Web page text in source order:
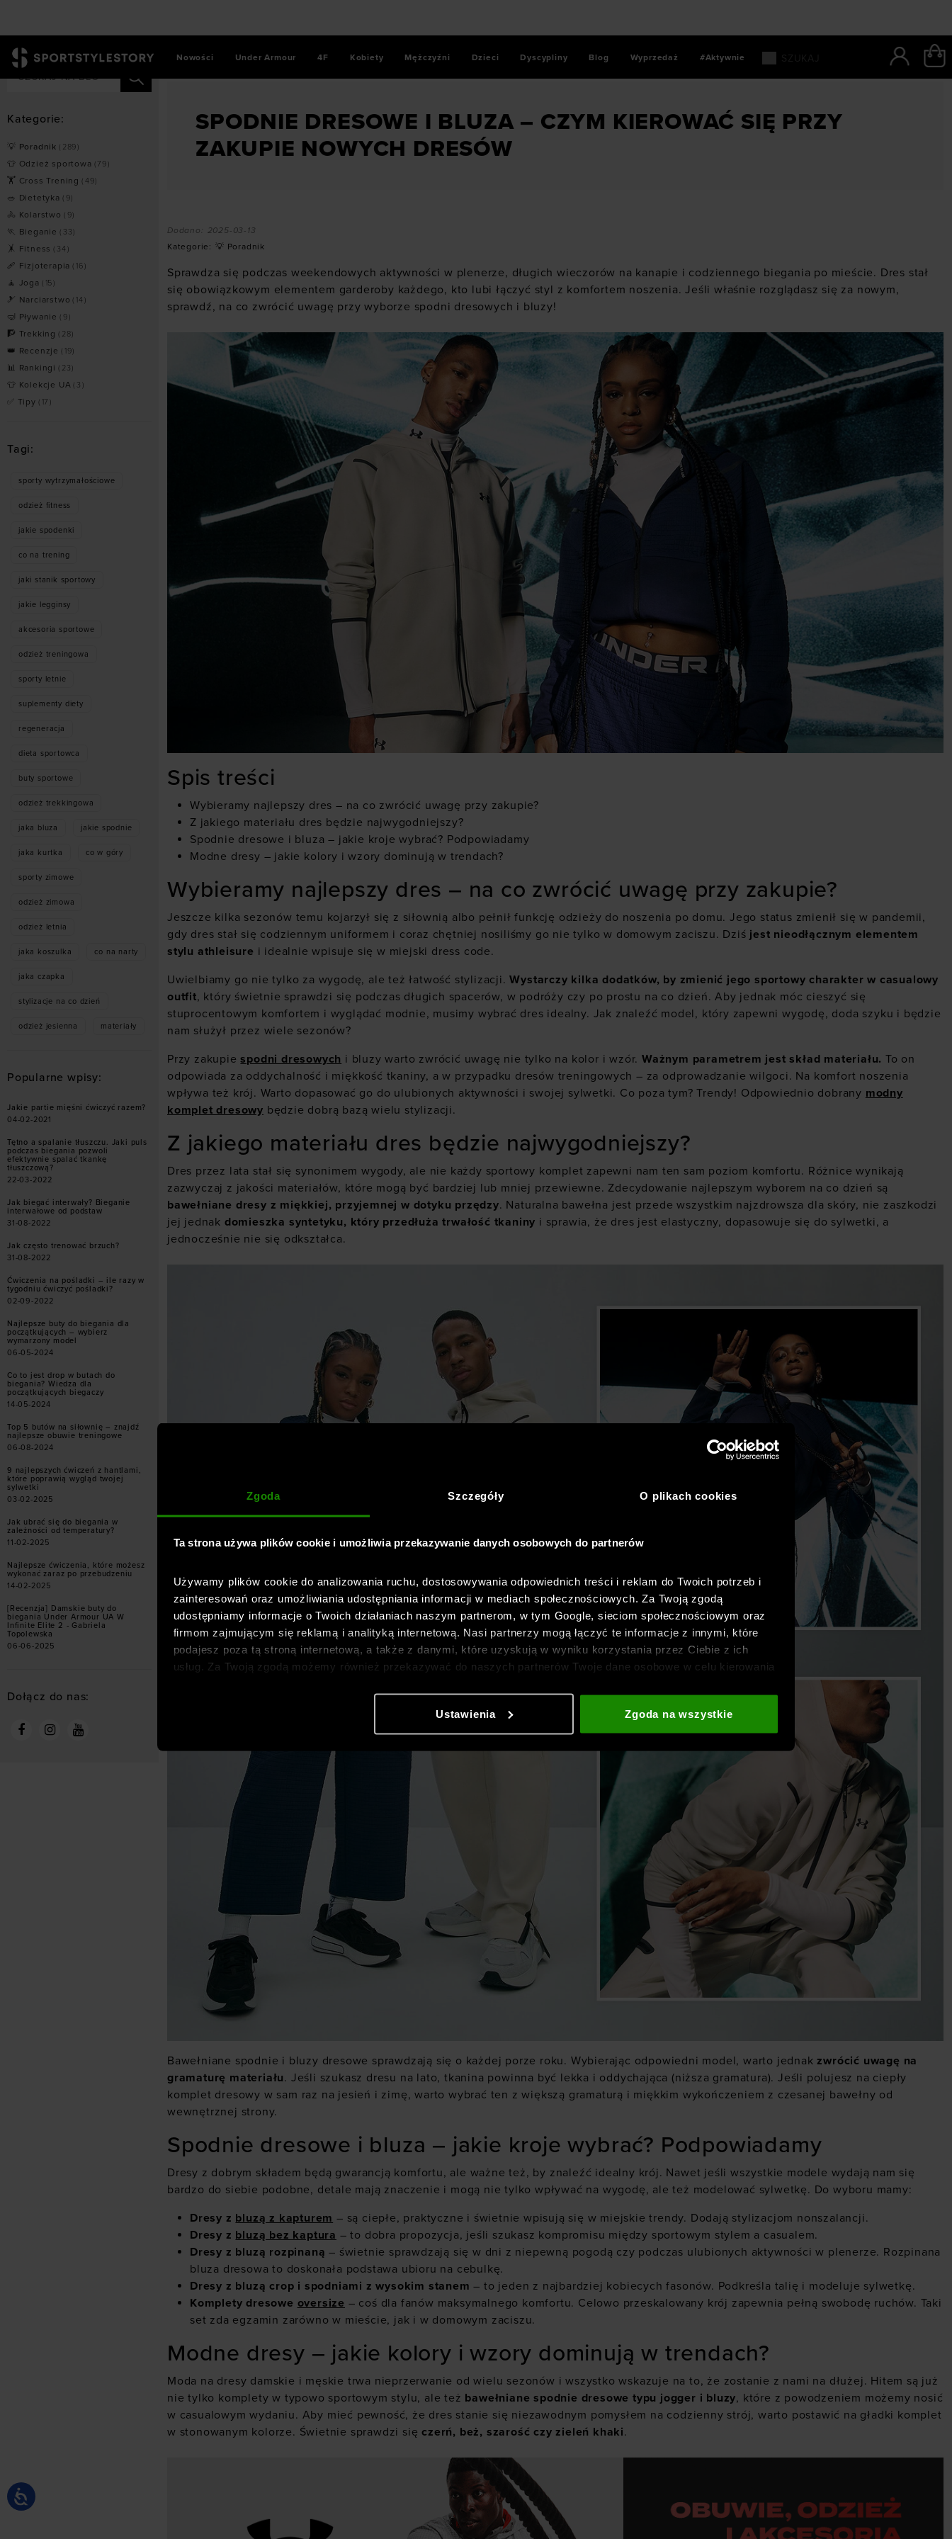
Zgoda Szczegóły O plikach cookies
Ta strona używa plików cookie i umożliwia przekazywanie danych osobowych do partnerów
Używamy plików cookie do analizowania ruchu, dostosowywania odpowiednich treści i reklam do Twoich potrzeb i
zainteresowań oraz umożliwiania udostępniania informacji w mediach społecznościowych. Za Twoją zgodą
udostępniamy informacje o Twoich działaniach naszym partnerom, w tym Google, sieciom społecznościowym oraz
firmom zajmującym się reklamą i analityką internetową. Nasi partnerzy mogą łączyć te informacje z innymi, które
podajesz poza tą stroną internetową, a także z danymi, które uzyskują w wyniku korzystania przez Ciebie z ich
usług. Za Twoją zgodą możemy również przekazywać do naszych partnerów Twoje dane osobowe w celu kierowania
społecznościowych). Szczegółowe informacje znajdziesz w naszej
Polityce prywatnościoraz sekcji „Szczegóły”
Ustawienia Zgoda na wszystkie
Nowości Under Armour 4F Kobiety Mężczyźni Dzieci Dyscypliny Blog Wyprzedaż #Aktywnie
SportStyleStory / 💡 Poradnik Spodnie dresowe i bluza – czym kierować się przy zakupie nowych dresów
SPODNIE DRESOWE I BLUZA – CZYM KIEROWAĆ SIĘ PRZY
ZAKUPIE NOWYCH DRESÓW
Dodano: 2025-03-13
Kategorie: 💡 Poradnik
Sprawdza się podczas weekendowych aktywności w plenerze, długich wieczorów na kanapie i codziennego biegania po mieście. Dres stał
się obowiązkowym elementem garderoby każdego, kto lubi łączyć styl z komfortem noszenia. Jeśli właśnie rozglądasz się za nowym,
sprawdź, na co zwrócić uwagę przy wyborze spodni dresowych i bluzy!
Spis treści
Wybieramy najlepszy dres – na co zwrócić uwagę przy zakupie?
Z jakiego materiału dres będzie najwygodniejszy?
Spodnie dresowe i bluza – jakie kroje wybrać? Podpowiadamy
Modne dresy – jakie kolory i wzory dominują w trendach?
Wybieramy najlepszy dres – na co zwrócić uwagę przy zakupie?
Jeszcze kilka sezonów temu kojarzył się z siłownią albo pełnił funkcję odzieży do noszenia po domu. Jego status zmienił się w pandemii,
gdy dres stał się codziennym uniformem i coraz chętniej nosiliśmy go nie tylko w domowym zaciszu. Dziś jest nieodłącznym elementem
stylu athleisure i idealnie wpisuje się w miejski dress code.
Uwielbiamy go nie tylko za wygodę, ale też łatwość stylizacji.Wystarczy kilka dodatków, by zmienić jego sportowy charakter w casualowy
outfit, który świetnie sprawdzi się podczas długich spacerów, w podróży czy po prostu na co dzień. Aby jednak móc cieszyć się
stuprocentowym komfortem i wyglądać modnie, musimy wybrać dres idealny. Jak znaleźć model, który zapewni wygodę, doda szyku i będzie
nam służył przez wiele sezonów?
Przy zakupiespodni dresowych i bluzy warto zwrócić uwagę nie tylko na kolor i wzór.Ważnym parametrem jest skład materiału. To on
odpowiada za oddychalność i miękkość tkaniny, a w przypadku dresów treningowych – za odprowadzanie wilgoci. Na komfort noszenia
wpływa też krój. Warto dopasować go do ulubionych aktywności i swojej sylwetki. Co poza tym? Trendy! Odpowiednio dobrany modny
komplet dresowy będzie dobrą bazą wielu stylizacji.
Z jakiego materiału dres będzie najwygodniejszy?
Dres przez lata stał się synonimem wygody, ale nie każdy sportowy komplet zapewni nam ten sam poziom komfortu. Różnice wynikają
zazwyczaj z jakości materiałów, które mogą być bardziej lub mniej przewiewne. Zdecydowanie najlepszym wyborem na co dzień są
bawełniane dresy z miękkiej, przyjemnej w dotyku przędzy. Naturalna bawełna jest przede wszystkim najzdrowsza dla skóry, nie zaszkodzi
jej jednak domieszka syntetyku, który przedłuża trwałość tkaniny i sprawia, że dres jest elastyczny, dopasowuje się do sylwetki, a
jednocześnie nie się odkształca.
Bawełniane spodnie i bluzy dresowe sprawdzają się o każdej porze roku. Wybierając odpowiedni model, warto jednak zwrócić uwagę na
gramaturę materiału. Jeśli szukasz dresu na lato, tkanina powinna być lekka i oddychająca (niższa gramatura). Jeśli polujesz na ciepły
komplet dresowy w sam raz na jesień i zimę, warto wybrać ten z większą gramaturą i miękkim wykończeniem z czesanej bawełny od
wewnętrznej strony.
Spodnie dresowe i bluza – jakie kroje wybrać? Podpowiadamy
Dresy z dobrym składem będą gwarancją komfortu, ale ważne też, by znaleźć idealny krój. Nawet jeśli wszystkie modele wydają nam się
bardzo do siebie podobne, detale mają znaczenie i mogą nie tylko wpływać na wygodę, ale też modelować sylwetkę. Do wyboru mamy:
Dresy z bluzą z kapturem – są ciepłe, praktyczne i świetnie wpisują się w miejskie trendy. Dodają stylizacjom nonszalancji.
Dresy z bluzą bez kaptura – to dobra propozycja, jeśli szukasz kompromisu między sportowym stylem a casualem.
Dresy z bluzą rozpinaną – świetnie sprawdzają się w dni z niepewną pogodą czy podczas ulubionych aktywności w plenerze. Rozpinana
bluza dresowa to doskonała podstawa ubioru na cebulkę.
Dresy z bluzą crop i spodniami z wysokim stanem – to jeden z najbardziej kobiecych fasonów. Podkreśla talię i modeluje sylwetkę.
Komplety dresowe oversize – coś dla fanów maksymalnego komfortu. Celowo przeskalowany krój zapewnia pełną swobodę ruchów. Taki
set zda egzamin zarówno w mieście, jak i w domowym zaciszu.
Modne dresy – jakie kolory i wzory dominują w trendach?
Moda na dresy damskie i męskie trwa nieprzerwanie od wielu sezonów i wszystko wskazuje na to, że zostanie z nami na dłużej. Hitem są już
nie tylko komplety w typowo sportowym stylu, ale też bawełniane spodnie dresowe typu jogger i bluzy, które z powodzeniem możemy nosić
w casualowym wydaniu. Aby mieć pewność, że dres stanie się niezawodnym pomysłem na codzienny strój, warto postawić na gładki komplet
w stonowanym kolorze. Świetnie sprawdzi sięczerń, beż, szarość czy zieleń khaki.
Kategorie:
💡 Poradnik ( 289 )
👕 Odzież sportowa ( 79 )
🏋 Cross Trening ( 49)
🥗 Dietetyka ( 9)
🚴 Kolarstwo ( 9)
🏃 Bieganie ( 33 )
🤸 Fitness ( 34 )
🩹 Fizjoterapia ( 16 )
🧘 Joga ( 15 )
🎿 Narciarstwo ( 14 )
🤿 Pływanie ( 9 )
🧗 Trekking ( 28)
👑 Recenzje ( 19)
📊 Rankingi ( 23 )
👕 Kolekcje UA ( 3 )
✅ Tipy ( 17 )
Tagi:
sporty wytrzymałościowe
odzież fitness
jakie spodenki
co na trening
jaki stanik sportowy
jakie legginsy
akcesoria sportowe
odzież treningowa
sporty letnie
suplementy diety
regeneracja
dieta sportowca
buty sportowe
odzież trekkingowa
jaka bluza jakie spodnie
jaka kurtka co w góry
sporty zimowe
odzież zimowa
odzież letnia
jaka koszulka co na narty
jaka czapka
stylizacje na co dzień
odzież jesienna materiały
Popularne wpisy:
Jakie partie mięśni ćwiczyć razem?
04-02-2021
Tętno a spalanie tłuszczu. Jaki puls
podczas biegania pozwoli
efektywnie spalać tkankę
tłuszczową?
22-03-2022
Jak biegać interwały? Bieganie
interwałowe od podstaw
31-08-2022
Jak często trenować brzuch?
31-08-2022
Ćwiczenia na pośladki – ile razy w
tygodniu ćwiczyć pośladki?
02-09-2022
Najlepsze buty do biegania dla
początkujących – wybierz
wymarzony model
06-05-2024
Co to jest drop w butach do
biegania? Wiedza dla
początkujących biegaczy
14-05-2024
Top 5 butów na siłownię – znajdź
najlepsze obuwie treningowe
06-08-2024
9 najlepszych ćwiczeń z hantlami,
które poprawią wygląd twojej
sylwetki
03-02-2025
Jak ubrać się do biegania w
zależności od temperatury?
11-02-2025
Najlepsze ćwiczenia, które możesz
wykonać zaraz po przebudzeniu
14-02-2025
[Recenzja] Damskie buty do
biegania Under Armour UA W
Infinite Elite 2 - Gabriela
Topolewska
06-06-2025
Dołącz do nas: